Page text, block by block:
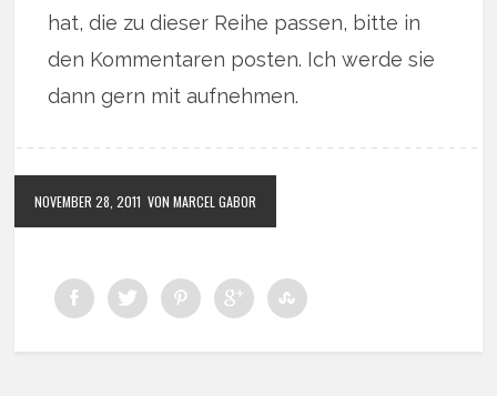
hat, die zu dieser Reihe passen, bitte in
den Kommentaren posten. Ich werde sie
dann gern mit aufnehmen.
NOVEMBER 28, 2011 VON MARCEL GABOR